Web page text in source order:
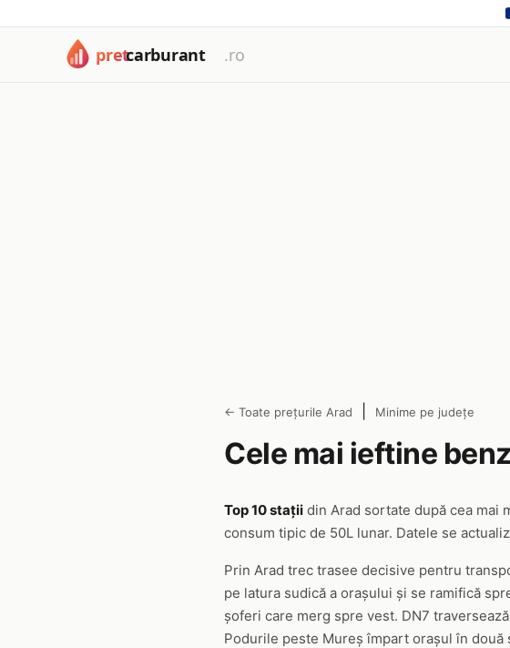
← Toate prețurile Arad Minime pe județe
Cele mai ieftine
Top 10 stații din Arad sortate după cea mai
consum tipic de 50L lunar. Datele se
Prin Arad trec trasee decisive pentru
pe latura sudică a orașului și se ramifică
șoferi care merg spre vest. DN7
Podurile peste Mureș împart orașul în